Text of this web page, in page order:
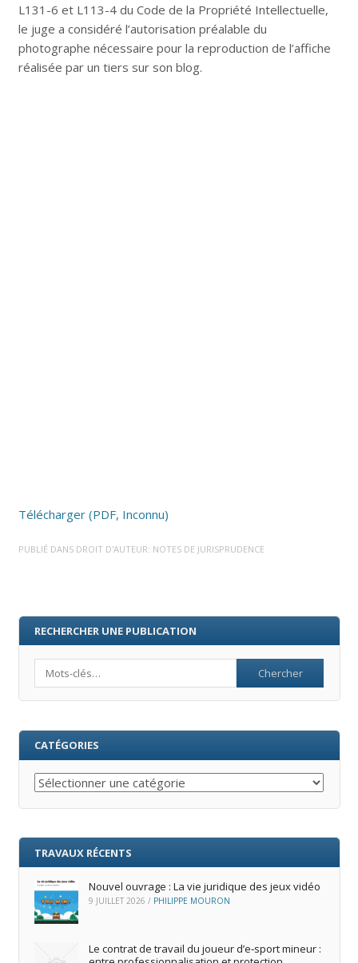
L131-6 et L113-4 du Code de la Propriété Intellectuelle,
le juge a considéré l’autorisation préalable du
photographe nécessaire pour la reproduction de l’affiche
réalisée par un tiers sur son blog.
Télécharger (PDF, Inconnu)
PUBLIÉ DANS DROIT D'AUTEUR: NOTES DE JURISPRUDENCE
RECHERCHER UNE PUBLICATION
CATÉGORIES
Catégories
TRAVAUX RÉCENTS
Nouvel ouvrage : La vie juridique des jeux vidéo
9 JUILLET 2026 / PHILIPPE MOURON
Le contrat de travail du joueur d’e‑sport mineur :